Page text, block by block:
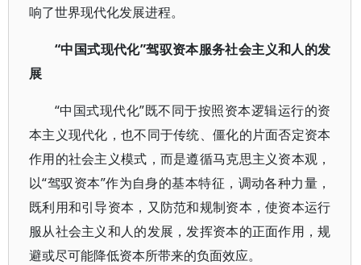
响了世界现代化发展进程。
“中国式现代化”驾驭资本服务社会主义和人的发
展
“中国式现代化”既不同于按照资本逻辑运行的资
本主义现代化，也不同于传统、僵化的片面否定资本
作用的社会主义模式，而是遵循马克思主义资本观，
以“驾驭资本”作为自身的基本特征，调动各种力量，
既利用和引导资本，又防范和规制资本，使资本运行
服从社会主义和人的发展，发挥资本的正面作用，规
避或尽可能降低资本所带来的负面效应。